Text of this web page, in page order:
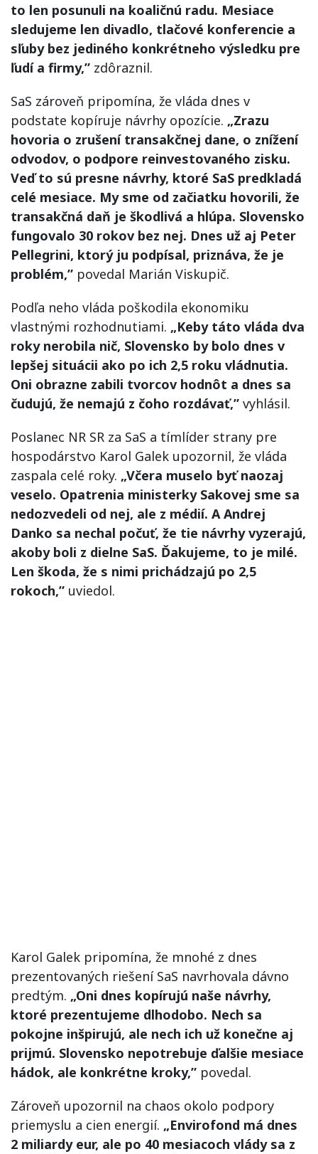
to len posunuli na koaličnú radu. Mesiace
sledujeme len divadlo, tlačové konferencie a
sľuby bez jediného konkrétneho výsledku pre
ľudí a firmy,” zdôraznil.
SaS zároveň pripomína, že vláda dnes v
podstate kopíruje návrhy opozície. „Zrazu
hovoria o zrušení transakčnej dane, o znížení
odvodov, o podpore reinvestovaného zisku.
Veď to sú presne návrhy, ktoré SaS predkladá
celé mesiace. My sme od začiatku hovorili, že
transakčná daň je škodlivá a hlúpa. Slovensko
fungovalo 30 rokov bez nej. Dnes už aj Peter
Pellegrini, ktorý ju podpísal, priznáva, že je
problém,” povedal Marián Viskupič.
Podľa neho vláda poškodila ekonomiku
vlastnými rozhodnutiami. „Keby táto vláda dva
roky nerobila nič, Slovensko by bolo dnes v
lepšej situácii ako po ich 2,5 roku vládnutia.
Oni obrazne zabili tvorcov hodnôt a dnes sa
čudujú, že nemajú z čoho rozdávať,” vyhlásil.
Poslanec NR SR za SaS a tímlíder strany pre
hospodárstvo Karol Galek upozornil, že vláda
zaspala celé roky. „Včera muselo byť naozaj
veselo. Opatrenia ministerky Sakovej sme sa
nedozvedeli od nej, ale z médií. A Andrej
Danko sa nechal počuť, že tie návrhy vyzerajú,
akoby boli z dielne SaS. Ďakujeme, to je milé.
Len škoda, že s nimi prichádzajú po 2,5
rokoch,” uviedol.
Karol Galek pripomína, že mnohé z dnes
prezentovaných riešení SaS navrhovala dávno
predtým. „Oni dnes kopírujú naše návrhy,
ktoré prezentujeme dlhodobo. Nech sa
pokojne inšpirujú, ale nech ich už konečne aj
prijmú. Slovensko nepotrebuje ďalšie mesiace
hádok, ale konkrétne kroky,” povedal.
Zároveň upozornil na chaos okolo podpory
priemyslu a cien energií. „Envirofond má dnes
2 miliardy eur, ale po 40 mesiacoch vlády sa z